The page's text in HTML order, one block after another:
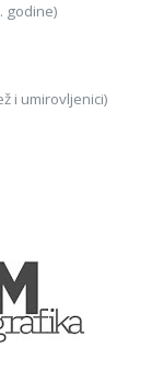
godine)
i umirovljenici)